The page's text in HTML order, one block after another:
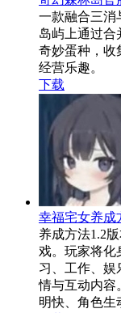
一款融合三消
岛屿上通过合
奇妙蛋种，收
经营乐趣。
下载
幸福宅女养成
养成方法1.2
戏。玩家将化
习、工作、娱
情与互动内容
明快、角色生